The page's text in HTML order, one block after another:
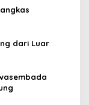
dari Luar